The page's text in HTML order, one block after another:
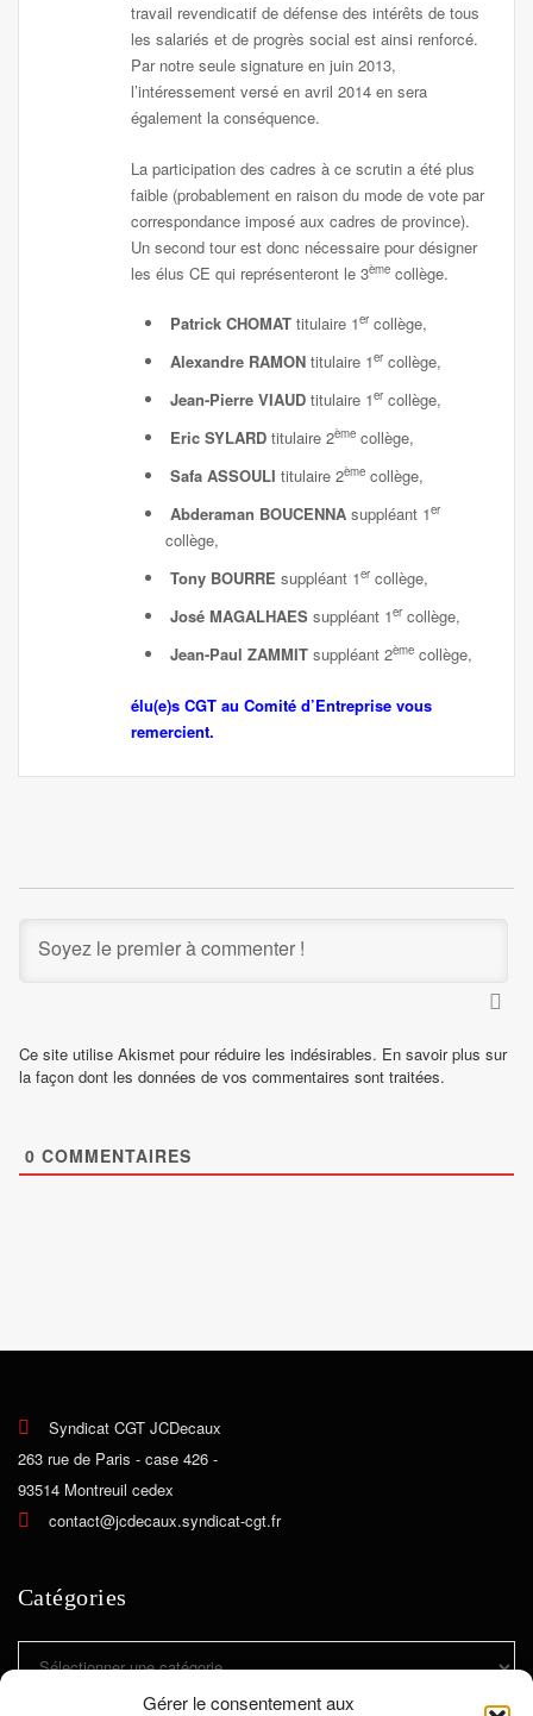
Gérer le consentement aux
travail revendicatif de défense des intérêts de tous
les salariés et de progrès social est ainsi renforcé.
Par notre seule signature en juin 2013,
l’intéressement versé en avril 2014 en sera
également la conséquence.
La participation des cadres à ce scrutin a été plus
faible (probablement en raison du mode de vote par
correspondance imposé aux cadres de province).
Un second tour est donc nécessaire pour désigner
les élus CE qui représenteront le 3ème collège.
Patrick CHOMAT titulaire 1er collège,
Alexandre RAMON titulaire 1er collège,
Jean-Pierre VIAUD titulaire 1er collège,
Eric SYLARD titulaire 2ème collège,
Safa ASSOULI titulaire 2ème collège,
Abderaman BOUCENNA suppléant 1er
collège,
Tony BOURRE suppléant 1er collège,
José MAGALHAES suppléant 1er collège,
Jean-Paul ZAMMIT suppléant 2ème collège,
élu(e)s CGT au Comité d’Entreprise vous
remercient.
Ce site utilise Akismet pour réduire les indésirables. En savoir plus sur
la façon dont les données de vos commentaires sont traitées.
0 COMMENTAIRES
Syndicat CGT JCDecaux
263 rue de Paris - case 426 -
93514 Montreuil cedex
contact@jcdecaux.syndicat-cgt.fr
Catégories